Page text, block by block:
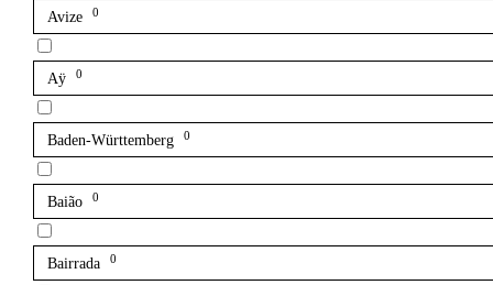
Avize 0
Aÿ 0
Baden-Württemberg 0
Baião 0
Bairrada 0